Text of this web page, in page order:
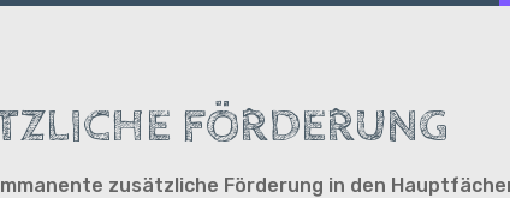
FÖRDERUNG
zusätzliche Förderung in den